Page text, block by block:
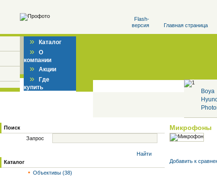
Flash-
версия
Главная страница
» Каталог
» О
компании
» Акции
» Где
купить
Boya
Поиск
Запрос
Найти
Каталог
Объективы (38)
Микрофоны
Добавить к